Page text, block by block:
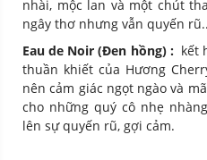
nhài, mộc lan và một chút
ngây thơ nhưng vẫn quyến
Eau de Noir (Đen hồng) : kết
thuần khiết của Hương
nên cảm giác ngọt ngào và
cho những quý cô nhẹ
lên sự quyến rũ, gợi cảm.